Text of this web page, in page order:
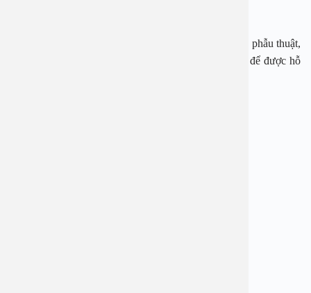
Nếu cần tư vấn về sức khỏe hoặc đặt lịch thăm khám, phẫu thuật,
quý khách vui lòng gọi 1900 28 38 – 0965 98 37 73 để được hỗ